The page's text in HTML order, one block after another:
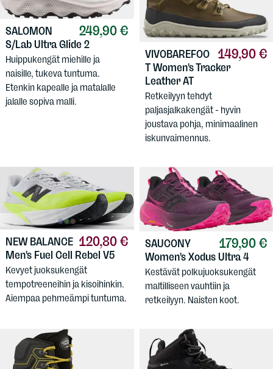
249,90 €
SALOMON
S/Lab Ultra Glide 2
Huippukengät miehille ja
naisille, tukeva tuntuma.
Etenkin kapealle ja matalalle
jalalle sopiva malli.
149,90 €
VIVOBAREFOO
TWomen's Tracker
Leather AT
Retkeilyyn tehdyt
paljasjalkakengät - hyvin
joustava pohja, minimaalinen
iskunvaimennus.
120,80 €
NEW BALANCE
Men's Fuel Cell Rebel V5
Kevyet juoksukengät
tempotreeneihin ja kisoihinkin.
Aiempaa pehmeämpi tuntuma.
179,90 €
SAUCONY
Women's Xodus Ultra 4
Kestävät polkujuoksukengät
maltilliseen vauhtiin ja
retkeilyyn. Naisten koot.